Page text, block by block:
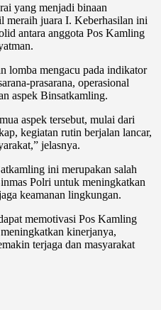
yang menjadi binaan
meraih juara I. Keberhasilan ini
antara anggota Pos Kamling
lomba mengacu pada indikator
prasarana, operasional
aspek Binsatkamling.
aspek tersebut, mulai dari
kegiatan rutin berjalan lancar,
jelasnya.
ini merupakan salah
Polri untuk meningkatkan
keamanan lingkungan.
memotivasi Pos Kamling
kinerjanya,
terjaga dan masyarakat